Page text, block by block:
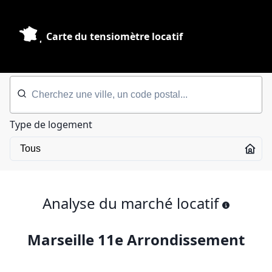
Carte du tensiomètre locatif
Type de logement
Analyse du marché locatif
Marseille 11e Arrondissement